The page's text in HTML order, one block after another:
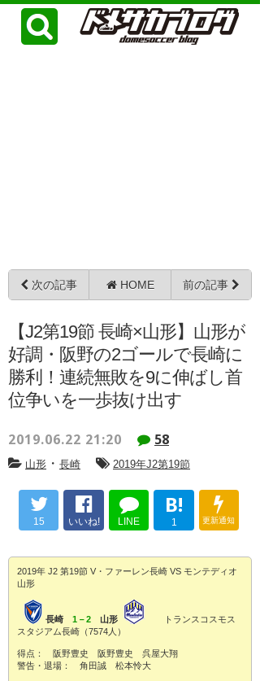
次の記事 HOME 前の記事
【J2第19節 長崎×山形】山形が
好調・阪野の2ゴールで長崎に
勝利！連続無敗を9に伸ばし首
位争いを一歩抜け出す
2019.06.22 21:20 58
山形 ・ 長崎 2019年J2第19節
15 いいね! LINE
B!
1 更新通知
2019年 J2 第19節 V・ファーレン長崎 VS モンテディオ
山形
長崎 1－2 山形
トランスコスモス
スタジアム長崎（7574人）
得点： 阪野豊史 阪野豊史 呉屋大翔
警告・退場： 角田誠 松本怜大